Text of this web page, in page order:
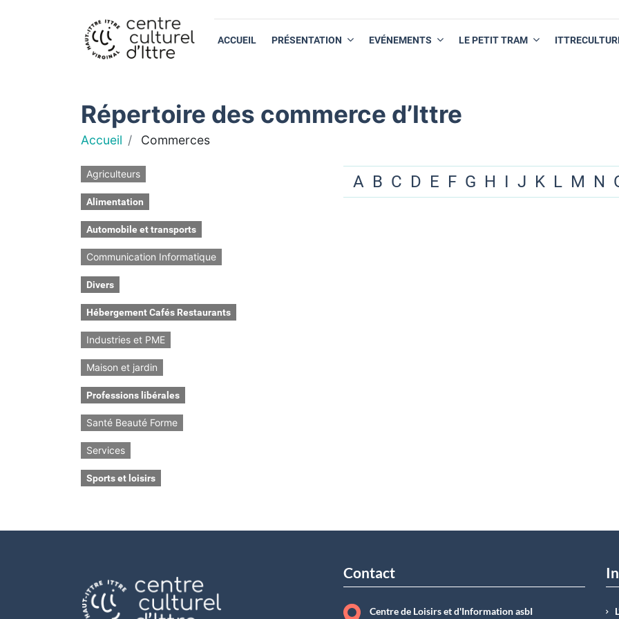
ACCUEIL PRÉSENTATION EVÉNEMENTS LE PETIT TRAM
Répertoire des commerce d’Ittre
Accueil Commerces
Agriculteurs
Alimentation
Automobile et transports
Communication Informatique
Divers
Hébergement Cafés Restaurants
Industries et PME
Maison et jardin
Professions libérales
Santé Beauté Forme
Services
Sports et loisirs
A B C D E F G H I J K L M N
Contact
Centre de Loisirs et d'Information asbI